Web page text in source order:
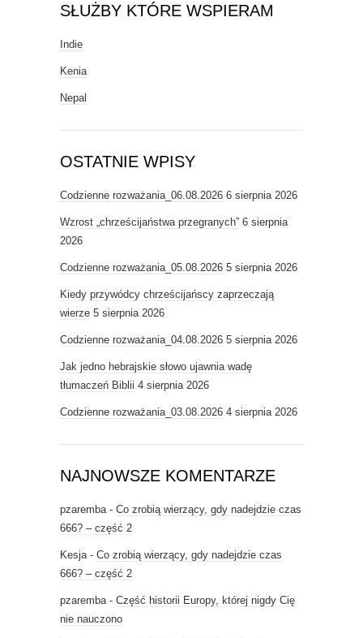
SŁUŻBY KTÓRE WSPIERAM
Indie
Kenia
Nepal
OSTATNIE WPISY
Codzienne rozważania_06.08.2026 6 sierpnia 2026
Wzrost „chrześcijaństwa przegranych” 6 sierpnia
2026
Codzienne rozważania_05.08.2026 5 sierpnia 2026
Kiedy przywódcy chrześcijańscy zaprzeczają
wierze 5 sierpnia 2026
Codzienne rozważania_04.08.2026 5 sierpnia 2026
Jak jedno hebrajskie słowo ujawnia wadę
tłumaczeń Biblii 4 sierpnia 2026
Codzienne rozważania_03.08.2026 4 sierpnia 2026
NAJNOWSZE KOMENTARZE
pzaremba - Co zrobią wierzący, gdy nadejdzie czas
666? – część 2
Kesja - Co zrobią wierzący, gdy nadejdzie czas
666? – część 2
pzaremba - Część historii Europy, której nigdy Cię
nie nauczono